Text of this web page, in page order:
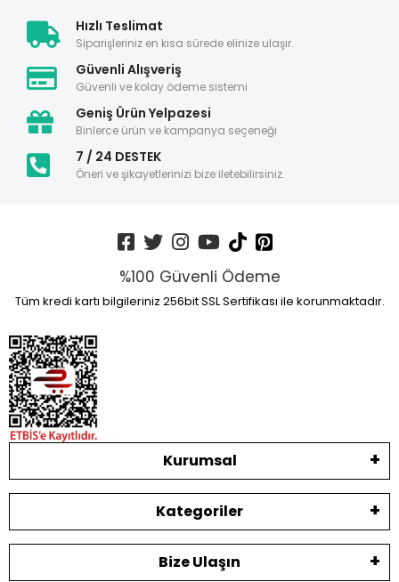
Hızlı Teslimat
Siparişleriniz en kısa sürede elinize ulaşır.
Güvenli Alışveriş
Güvenli ve kolay ödeme sistemi
Geniş Ürün Yelpazesi
Binlerce ürün ve kampanya seçeneği
7 / 24 DESTEK
Öneri ve şikayetlerinizi bize iletebilirsiniz.
%100 Güvenli Ödeme
Tüm kredi kartı bilgileriniz 256bit SSL Sertifikası ile korunmaktadır.
Kurumsal
Kategoriler
Bize Ulaşın